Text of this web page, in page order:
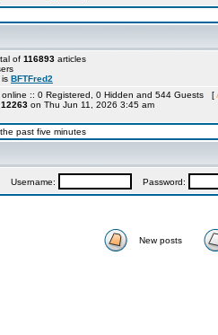
of 116893 articles
is BFTFred2
online :: 0 Registered, 0 Hidden and 544 Guests [
12263 on Thu Jun 11, 2026 3:45 am
past five minutes
Username: Password:
New posts